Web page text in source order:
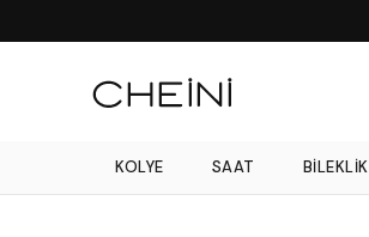
KOLYE SAAT BILEKLIK